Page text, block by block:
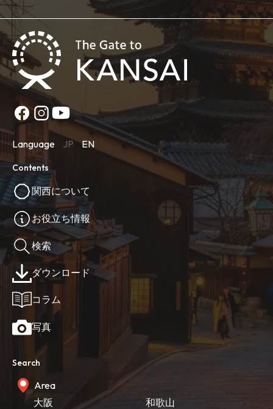
Language JP EN
Contents
関西について
お役立ち情報
検索
ダウンロード
コラム
写真
Search
Area
大阪
和歌山